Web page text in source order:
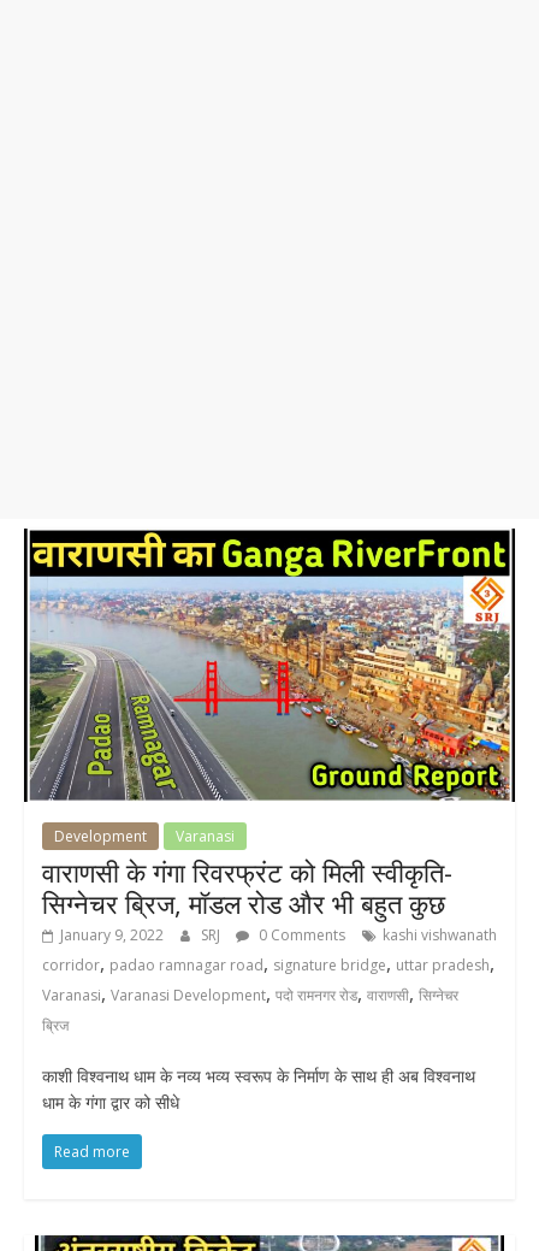
Development Varanasi
वाराणसी के गंगा रिवरफ्रंट को मिली स्वीकृति-
सिग्नेचर ब्रिज, मॉडल रोड और भी बहुत कुछ
January 9, 2022 SRJ 0 Comments
kashi vishwanath
corridor, padao ramnagar road, signature bridge, uttar pradesh,
Varanasi, Varanasi Development, पदो रामनगर रोड, वाराणसी, सिग्नेचर
ब्रिज
काशी विश्वनाथ धाम के नव्य भव्य स्वरूप के निर्माण के साथ ही अब विश्वनाथ
धाम के गंगा द्वार को सीधे
Read more